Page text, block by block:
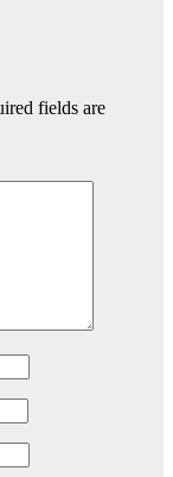
fields are